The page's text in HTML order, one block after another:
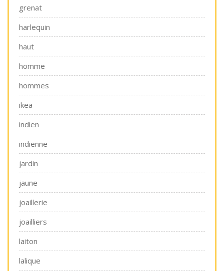
grenat
harlequin
haut
homme
hommes
ikea
indien
indienne
jardin
jaune
joaillerie
joailliers
laiton
lalique